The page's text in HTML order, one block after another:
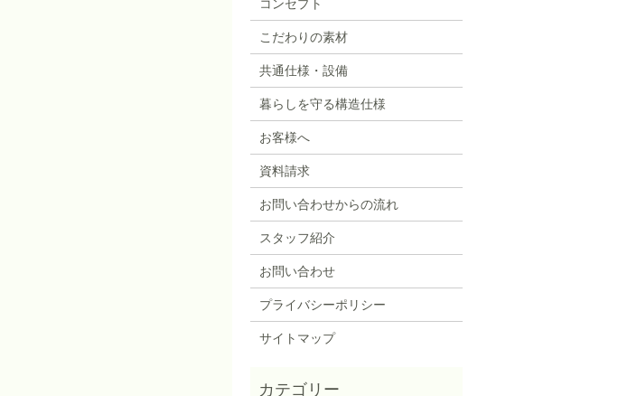
コンセプト
こだわりの素材
共通仕様・設備
暮らしを守る構造仕様
お客様へ
資料請求
お問い合わせからの流れ
スタッフ紹介
お問い合わせ
プライバシーポリシー
サイトマップ